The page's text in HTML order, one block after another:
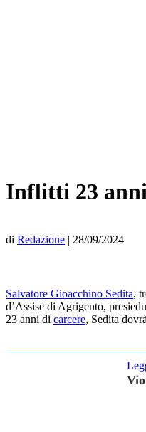
Inflitti 23 anni
di Redazione | 28/09/2024
Salvatore Gioacchino Sedita,
d’Assise di Agrigento,
23 anni di carcere, Sedita